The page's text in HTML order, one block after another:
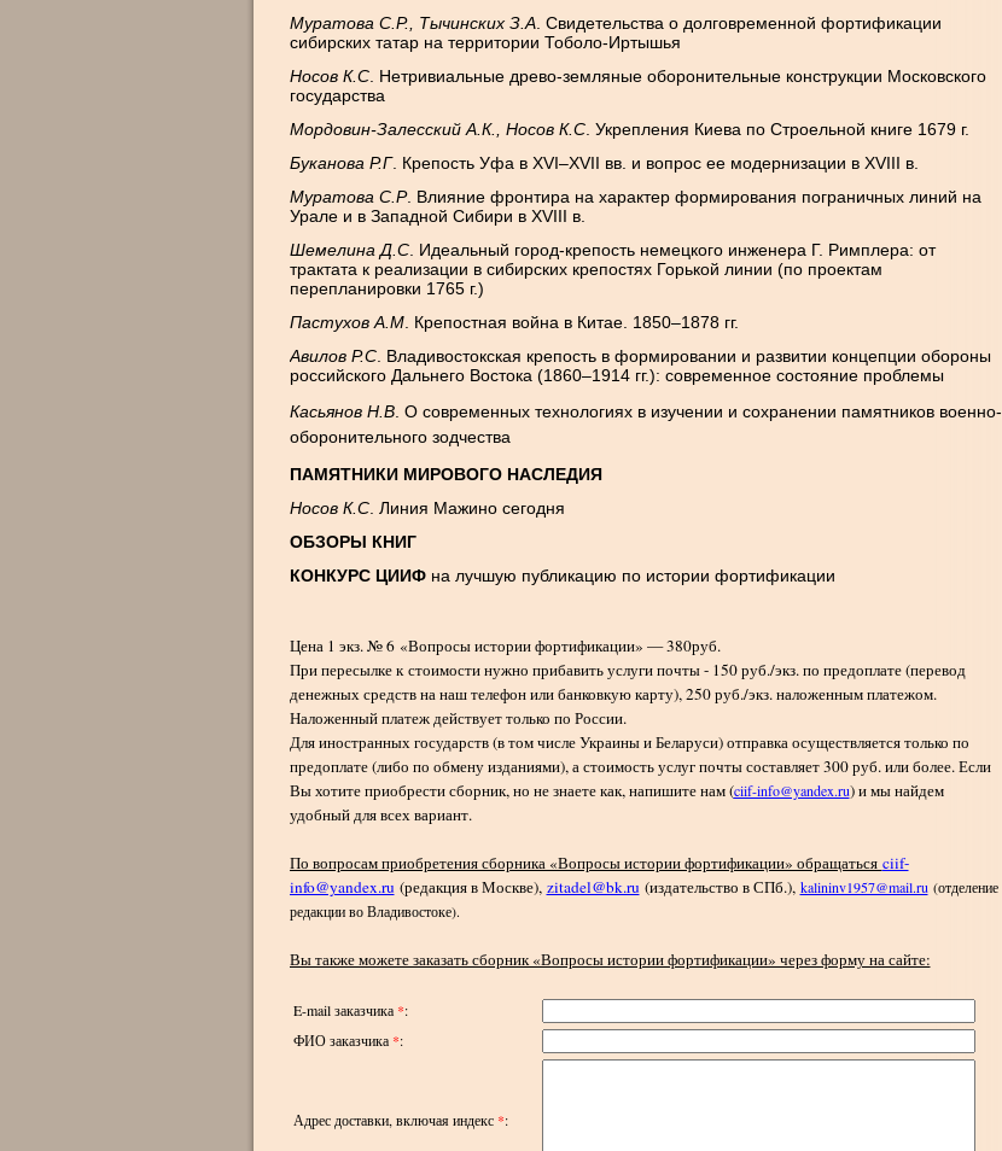
Муратова С.Р., Тычинских З.А. Свидетельства о долговременной фортификации
сибирских татар на территории Тоболо-Иртышья
Носов К.С. Нетривиальные древо-земляные оборонительные конструкции Московского
государства
Мордовин-Залесский А.К., Носов К.С. Укрепления Киева по Строельной книге 1679 г.
Буканова Р.Г. Крепость Уфа в XVI–XVII вв. и вопрос ее модернизации в XVIII в.
Муратова С.Р. Влияние фронтира на характер формирования пограничных линий на
Урале и в Западной Cибири в XVIII в.
Шемелина Д.С. Идеальный город-крепость немецкого инженера Г. Римплера: от
трактата к реализации в сибирских крепостях Горькой линии (по проектам
перепланировки 1765 г.)
Пастухов А.М. Крепостная война в Китае. 1850–1878 гг.
Авилов Р.С. Владивостокская крепость в формировании и развитии концепции обороны
российского Дальнего Востока (1860–1914 гг.): современное состояние проблемы
Касьянов Н.В. О современных технологиях в изучении и сохранении памятников военно-
оборонительного зодчества
ПАМЯТНИКИ МИРОВОГО НАСЛЕДИЯ
Носов К.С. Линия Мажино сегодня
ОБЗОРЫ КНИГ
КОНКУРС ЦИИФ на лучшую публикацию по истории фортификации
Цена 1 экз. № 6 «Вопросы истории фортификации» — 380руб.
При пересылке к стоимости нужно прибавить услуги почты - 150 руб./экз. по предоплате (перевод
денежных средств на наш телефон или банковкую карту), 250 руб./экз. наложенным платежом.
Наложенный платеж действует только по России.
Для иностранных государств (в том числе Украины и Беларуси) отправка осуществляется только по
предоплате (либо по обмену изданиями), а стоимость услуг почты составляет 300 руб. или более. Если
Вы хотите приобрести сборник, но не знаете как, напишите нам (ciif-info@yandex.ru) и мы найдем
удобный для всех вариант.
По вопросам приобретения сборника «Вопросы истории фортификации» обращаться ciif-
info@yandex.ru (редакция в Москве), zitadel@bk.ru (издательство в СПб.), kalininv1957@mail.ru (отделение
редакции во Владивостоке).
Вы также можете заказать сборник «Вопросы истории фортификации» через форму на сайте:
E-mail заказчика *:
ФИО заказчика *:
Адрес доставки, включая индекс *: